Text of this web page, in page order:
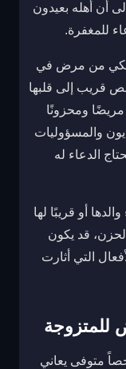
أن أهله بعيدون
للمغفرة.
من مرض في
قريب إلى قلبها
ومحزونًا
والمسؤوليات
الدعاء له
أو قريبًا لها
قد يكون
التي أثارت
للمتزوجة
متوفى يعاني